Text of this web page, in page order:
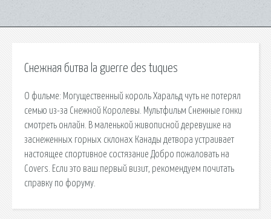
Снежная битва la guerre des tuques
О фильме: Могущественный король Харальд чуть не потерял
семью из-за Снежной Королевы. Мультфильм Снежные гонки
смотреть онлайн. В маленькой живописной деревушке на
заснеженных горных склонах Канады детвора устраивает
настоящее спортивное состязание Добро пожаловать на
Covers. Если это ваш первый визит, рекомендуем почитать
справку по форуму.